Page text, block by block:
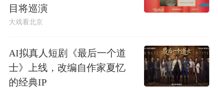
目将巡演
大戏看北京
AI拟真人短剧《最后一个道
士》上线，改编自作家夏忆
的经典IP